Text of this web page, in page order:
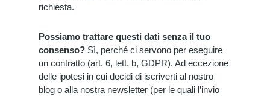
richiesta.
Possiamo trattare questi dati senza il tuo
consenso? Sì, perché ci servono per eseguire
un contratto (art. 6, lett. b, GDPR). Ad eccezione
delle ipotesi in cui decidi di iscriverti al nostro
blog o alla nostra newsletter (per le quali l’invio